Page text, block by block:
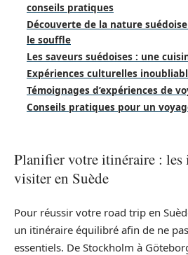
conseils pratiques
Découverte de la nature
le souffle
Les saveurs suédoises : une
Expériences culturelles
Témoignages d’expériences de
Conseils pratiques pour un
Planifier votre itinéraire : les
visiter en Suède
Pour réussir votre road trip en
un itinéraire équilibré afin de ne
essentiels. De Stockholm à